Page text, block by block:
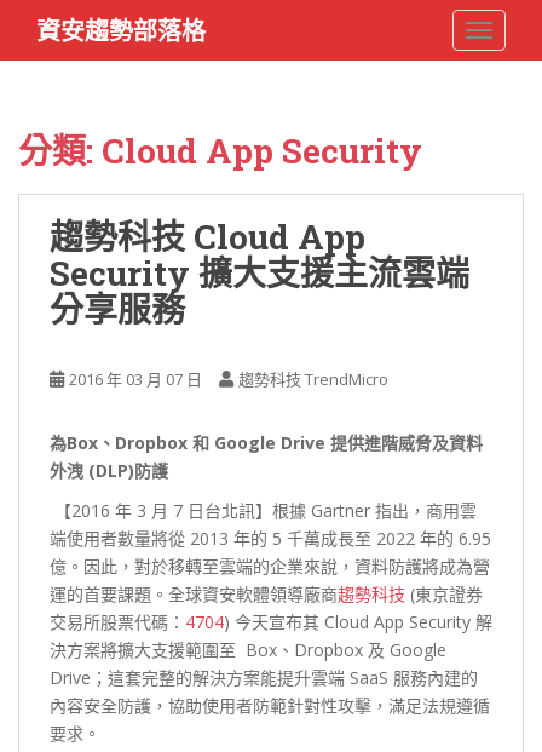
i
資安趨勢部落格
分類: Cloud App Security
趨勢科技 Cloud App
Security 擴大支援主流雲端
分享服務
2016 年 03 月 07 日 趨勢科技 TrendMicro
為Box、Dropbox 和 Google Drive 提供進階威脅及資料
外洩 (DLP)防護
【2016 年 3 月 7 日台北訊】根據 Gartner 指出，商用雲
端使用者數量將從 2013 年的 5 千萬成長至 2022 年的 6.95
億。因此，對於移轉至雲端的企業來說，資料防護將成為營
運的首要課題。全球資安軟體領導廠商趨勢科技 (東京證券
交易所股票代碼： 4704) 今天宣布其 Cloud App Security 解
決方案將擴大支援範圍至 Box、Dropbox 及 Google
Drive；這套完整的解決方案能提升雲端 SaaS 服務內建的
內容安全防護，協助使用者防範針對性攻擊，滿足法規遵循
要求。